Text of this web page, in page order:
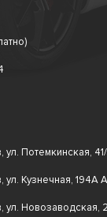
ул. Потемкинская,
ул. Кузнечная, 194А
ул. Новозаводская,